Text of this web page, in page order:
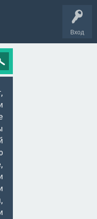
Вход